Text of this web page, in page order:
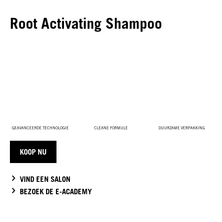
Root Activating Shampoo
GEAVANCEERDE TECHNOLOGIE CLEANE FORMULE DUURZAME VERPAKKING
KOOP NU
VIND EEN SALON
BEZOEK DE E-ACADEMY